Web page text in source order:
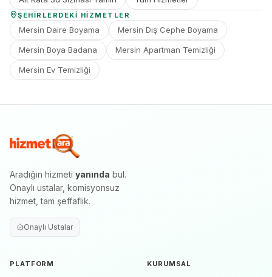
ŞEHIRLERDEKI HIZMETLER
Mersin Daire Boyama Mersin Dış Cephe Boyama
Mersin Boya Badana Mersin Apartman Temizliği
Mersin Ev Temizliği
Aradığın hizmeti yanında bul.
Onaylı ustalar, komisyonsuz
hizmet, tam şeffaflık.
Onaylı Ustalar
PLATFORM KURUMSAL